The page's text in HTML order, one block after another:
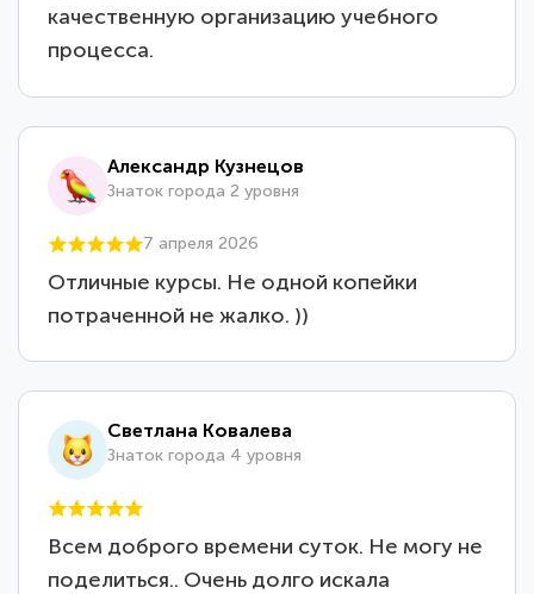
качественную организацию учебного
процесса.
Александр Кузнецов
Знаток города 2 уровня
7 апреля 2026
Отличные курсы. Не одной копейки
потраченной не жалко. ))
Светлана Ковалева
Знаток города 4 уровня
Всем доброго времени суток. Не могу не
поделиться.. Очень долго искала